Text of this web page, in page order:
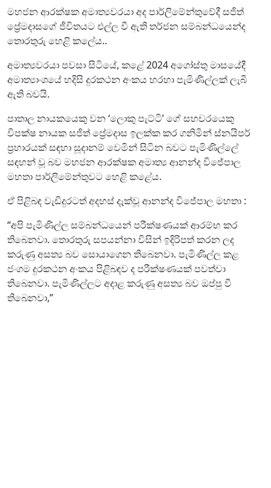
මහජන ආරක්ෂක අමාත්‍යවරයා අද පාර්ලිමේන්තුවේදී සජිත්
ප්‍රේමදාසගේ ජීවිතයට එල්ල වී ඇති තර්ජන සම්බන්ධයෙන්ද
තොරතුරු හෙළි කලේය..
අමාත්‍යවරයා පවසා සිටියේ, කළේ 2024 අගෝස්තු මාසයේදී
අමාත්‍යාංශයේ හදිසි දුරකථන අංකය හරහා පැමිණිල්ලක් ලැබී
ඇති බවයි.
පාතාල නායකයෙකු වන ‘ලොකු පැට්ටි’ ගේ සහචරයෙකු
විපක්ෂ නායක සජිත් ප්‍රේමදාස ඉලක්ක කර ගනිමින් ස්නයිපර්
ප්‍රහාරයක් සඳහා සූදානම් වෙමින් සිටින බවට පැමිණිල්ලේ
සඳහන් වූ බව මහජන ආරක්ෂක අමාත්‍ය ආනන්ද විජේපාල
මහතා පාර්ලිමේන්තුවට හෙළි කළේය.
ඒ පිළිබඳ වැඩිදුරටත් අදහස් දැක්වූ ආනන්ද විජේපාල මහතා :
“අපි පැමිණිල්ල සම්බන්ධයෙන් පරීක්ෂණයක් ආරම්භ කර
තිබෙනවා. තොරතුරු සපයන්නා විසින් ඉදිරිපත් කරන ලද
කරුණු අසත්‍ය බව සොයාගෙන තිබෙනවා. පැමිණිල්ල කළ
ජංගම දුරකථන අංකය පිළිබඳව ද පරීක්ෂණයක් පවත්වා
තිබෙනවා. පැමිණිල්ලට අදාළ කරුණු අසත්‍ය බව ඔප්පු වී
තිබෙනවා,”